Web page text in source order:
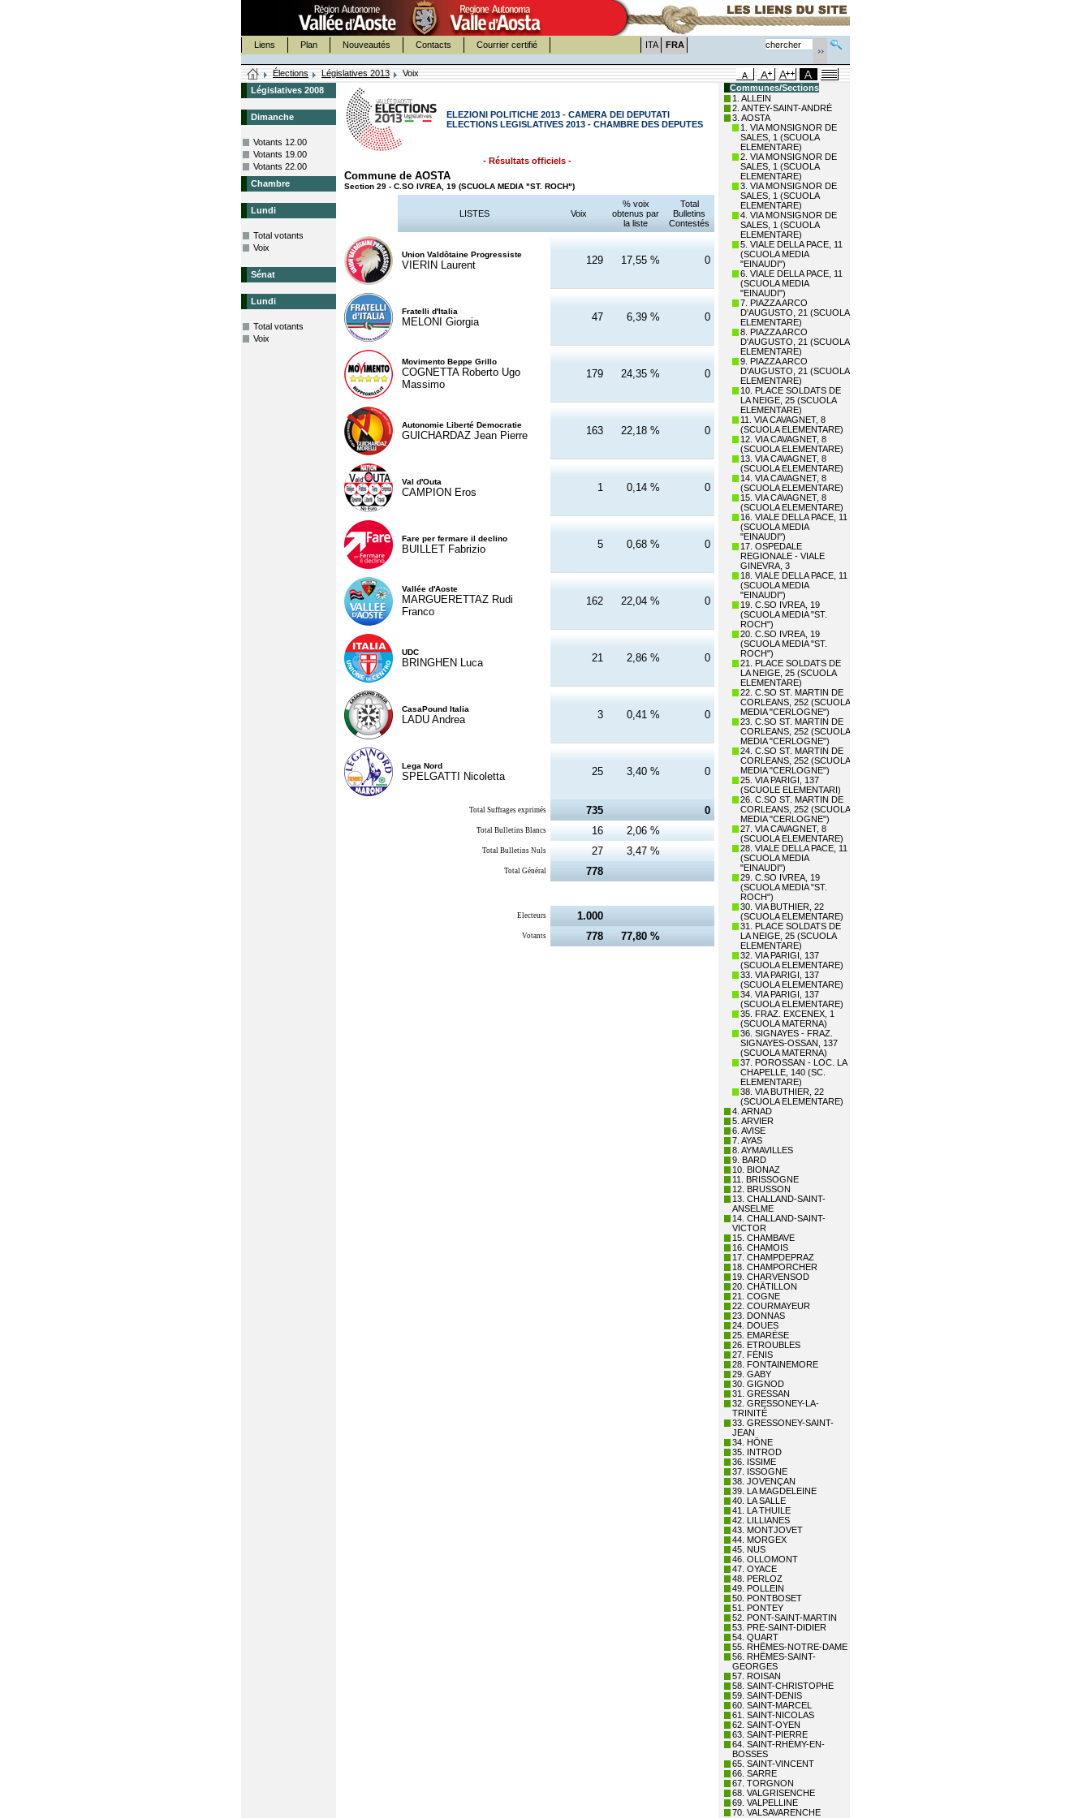
Liens Plan Nouveautés Contacts Courrier certifié ITA FRA
Élections Législatives 2013
Voix
Législatives 2008
Dimanche
Votants 12.00
Votants 19.00
Votants 22.00
Chambre
Lundi
Total votants
Voix
Sénat
Lundi
Total votants
Voix
ELEZIONI POLITICHE 2013 - CAMERA DEI DEPUTATI
ELECTIONS LEGISLATIVES 2013 - CHAMBRE DES DEPUTES
- Résultats officiels -
Commune de AOSTA
Section 29 - C.SO IVREA, 19 (SCUOLA MEDIA "ST. ROCH")
LISTES Voix
% voix
obtenus par
la liste
Total
Bulletins
Contestés
Union Valdôtaine Progressiste
VIERIN Laurent 129 17,55 % 0
Fratelli d'Italia
MELONI Giorgia 47 6,39 % 0
Movimento Beppe Grillo
COGNETTA Roberto Ugo
Massimo
179 24,35 % 0
Autonomie Liberté Democratie
GUICHARDAZ Jean Pierre 163 22,18 % 0
Val d'Outa
CAMPION Eros 1 0,14 % 0
Fare per fermare il declino
BUILLET Fabrizio 5 0,68 % 0
Vallée d'Aoste
MARGUERETTAZ Rudi
Franco
162 22,04 % 0
UDC
BRINGHEN Luca 21 2,86 % 0
CasaPound Italia
LADU Andrea 3 0,41 % 0
Lega Nord
SPELGATTI Nicoletta 25 3,40 % 0
Total Suffrages exprimés 735 0
Total Bulletins Blancs 16 2,06 %
Total Bulletins Nuls 27 3,47 %
Total Général 778
Electeurs 1.000
Votants 778 77,80 %
Communes/Sections
1. ALLEIN
2. ANTEY-SAINT-ANDRÉ
3. AOSTA
1. VIA MONSIGNOR DE
SALES, 1 (SCUOLA
ELEMENTARE)
2. VIA MONSIGNOR DE
SALES, 1 (SCUOLA
ELEMENTARE)
3. VIA MONSIGNOR DE
SALES, 1 (SCUOLA
ELEMENTARE)
4. VIA MONSIGNOR DE
SALES, 1 (SCUOLA
ELEMENTARE)
5. VIALE DELLA PACE, 11
(SCUOLA MEDIA
"EINAUDI")
6. VIALE DELLA PACE, 11
(SCUOLA MEDIA
"EINAUDI")
7. PIAZZA ARCO
D'AUGUSTO, 21 (SCUOLA
ELEMENTARE)
8. PIAZZA ARCO
D'AUGUSTO, 21 (SCUOLA
ELEMENTARE)
9. PIAZZA ARCO
D'AUGUSTO, 21 (SCUOLA
ELEMENTARE)
10. PLACE SOLDATS DE
LA NEIGE, 25 (SCUOLA
ELEMENTARE)
11. VIA CAVAGNET, 8
(SCUOLA ELEMENTARE)
12. VIA CAVAGNET, 8
(SCUOLA ELEMENTARE)
13. VIA CAVAGNET, 8
(SCUOLA ELEMENTARE)
14. VIA CAVAGNET, 8
(SCUOLA ELEMENTARE)
15. VIA CAVAGNET, 8
(SCUOLA ELEMENTARE)
16. VIALE DELLA PACE, 11
(SCUOLA MEDIA
"EINAUDI")
17. OSPEDALE
REGIONALE - VIALE
GINEVRA, 3
18. VIALE DELLA PACE, 11
(SCUOLA MEDIA
"EINAUDI")
19. C.SO IVREA, 19
(SCUOLA MEDIA "ST.
ROCH")
20. C.SO IVREA, 19
(SCUOLA MEDIA "ST.
ROCH")
21. PLACE SOLDATS DE
LA NEIGE, 25 (SCUOLA
ELEMENTARE)
22. C.SO ST. MARTIN DE
CORLEANS, 252 (SCUOLA
MEDIA "CERLOGNE")
23. C.SO ST. MARTIN DE
CORLEANS, 252 (SCUOLA
MEDIA "CERLOGNE")
24. C.SO ST. MARTIN DE
CORLEANS, 252 (SCUOLA
MEDIA "CERLOGNE")
25. VIA PARIGI, 137
(SCUOLE ELEMENTARI)
26. C.SO ST. MARTIN DE
CORLEANS, 252 (SCUOLA
MEDIA "CERLOGNE")
27. VIA CAVAGNET, 8
(SCUOLA ELEMENTARE)
28. VIALE DELLA PACE, 11
(SCUOLA MEDIA
"EINAUDI")
29. C.SO IVREA, 19
(SCUOLA MEDIA "ST.
ROCH")
30. VIA BUTHIER, 22
(SCUOLA ELEMENTARE)
31. PLACE SOLDATS DE
LA NEIGE, 25 (SCUOLA
ELEMENTARE)
32. VIA PARIGI, 137
(SCUOLA ELEMENTARE)
33. VIA PARIGI, 137
(SCUOLA ELEMENTARE)
34. VIA PARIGI, 137
(SCUOLA ELEMENTARE)
35. FRAZ. EXCENEX, 1
(SCUOLA MATERNA)
36. SIGNAYES - FRAZ.
SIGNAYES-OSSAN, 137
(SCUOLA MATERNA)
37. POROSSAN - LOC. LA
CHAPELLE, 140 (SC.
ELEMENTARE)
38. VIA BUTHIER, 22
(SCUOLA ELEMENTARE)
4. ARNAD
5. ARVIER
6. AVISE
7. AYAS
8. AYMAVILLES
9. BARD
10. BIONAZ
11. BRISSOGNE
12. BRUSSON
13. CHALLAND-SAINT-
ANSELME
14. CHALLAND-SAINT-
VICTOR
15. CHAMBAVE
16. CHAMOIS
17. CHAMPDEPRAZ
18. CHAMPORCHER
19. CHARVENSOD
20. CHÂTILLON
21. COGNE
22. COURMAYEUR
23. DONNAS
24. DOUES
25. EMARÈSE
26. ETROUBLES
27. FÉNIS
28. FONTAINEMORE
29. GABY
30. GIGNOD
31. GRESSAN
32. GRESSONEY-LA-
TRINITÉ
33. GRESSONEY-SAINT-
JEAN
34. HÔNE
35. INTROD
36. ISSIME
37. ISSOGNE
38. JOVENÇAN
39. LA MAGDELEINE
40. LA SALLE
41. LA THUILE
42. LILLIANES
43. MONTJOVET
44. MORGEX
45. NUS
46. OLLOMONT
47. OYACE
48. PERLOZ
49. POLLEIN
50. PONTBOSET
51. PONTEY
52. PONT-SAINT-MARTIN
53. PRÉ-SAINT-DIDIER
54. QUART
55. RHÊMES-NOTRE-DAME
56. RHÊMES-SAINT-
GEORGES
57. ROISAN
58. SAINT-CHRISTOPHE
59. SAINT-DENIS
60. SAINT-MARCEL
61. SAINT-NICOLAS
62. SAINT-OYEN
63. SAINT-PIERRE
64. SAINT-RHÉMY-EN-
BOSSES
65. SAINT-VINCENT
66. SARRE
67. TORGNON
68. VALGRISENCHE
69. VALPELLINE
70. VALSAVARENCHE